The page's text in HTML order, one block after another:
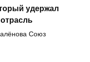
удержал
Союз